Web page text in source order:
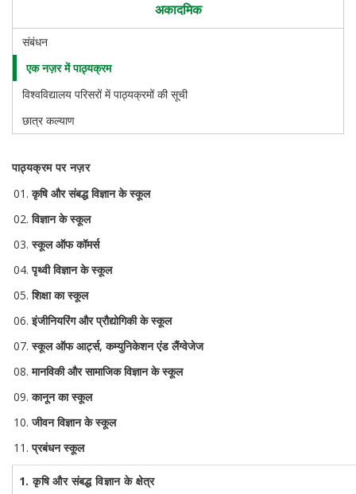
अकादमिक
संबंधन
एक नज़र में पाठ्यक्रम
विश्वविद्यालय परिसरों में पाठ्यक्रमों की सूची
छात्र कल्याण
पाठ्यक्रम पर नज़र
कृषि और संबद्ध विज्ञान के स्कूल
विज्ञान के स्कूल
स्कूल ऑफ कॉमर्स
पृथ्वी विज्ञान के स्कूल
शिक्षा का स्कूल
इंजीनियरिंग और प्रौद्योगिकी के स्कूल
स्कूल ऑफ आर्ट्स, कम्युनिकेशन एंड लैंग्वेजेज
मानविकी और सामाजिक विज्ञान के स्कूल
कानून का स्कूल
जीवन विज्ञान के स्कूल
प्रबंधन स्कूल
1.कृषि और संबद्ध विज्ञान के क्षेत्र